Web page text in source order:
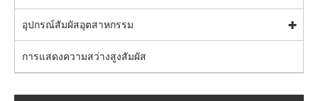
อุปกรณ์สัมผัสอุตสาหกรรม
การแสดงความสว่างสูงสัมผัส